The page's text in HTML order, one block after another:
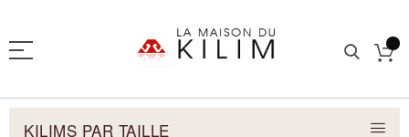
KILIMS PAR TAILLE